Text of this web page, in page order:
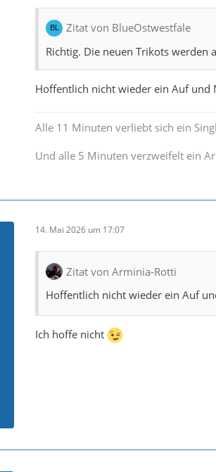
Zitat von BlueOstwestfale
Richtig. Die neuen Trikots werden
Hoffentlich nicht wieder ein Auf und
Alle 11 Minuten verliebt sich ein
Und alle 5 Minuten verzweifelt ein
14. Mai 2026 um 17:07
Zitat von Arminia-Rotti
Hoffentlich nicht wieder ein Auf
Ich hoffe nicht